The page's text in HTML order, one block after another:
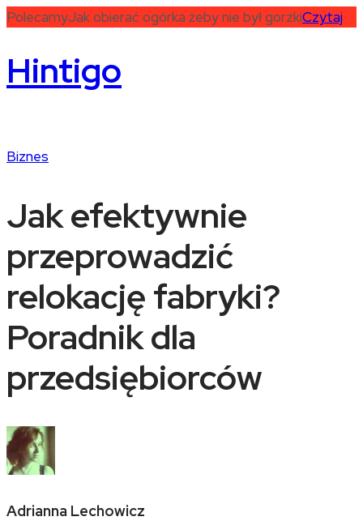
PolecamyJak obierać ogórka żeby nie był gorzkiCzytaj
Hintigo
Biznes
Jak efektywnie
przeprowadzić
relokację fabryki?
Poradnik dla
przedsiębiorców
Adrianna Lechowicz